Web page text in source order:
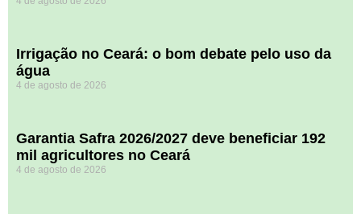
Irrigação no Ceará: o bom debate pelo uso da
água
4 de agosto de 2026
Garantia Safra 2026/2027 deve beneficiar 192
mil agricultores no Ceará
4 de agosto de 2026